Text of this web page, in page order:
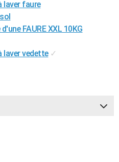
laver faure
FAURE XXL 10KG
laver vedette ✓